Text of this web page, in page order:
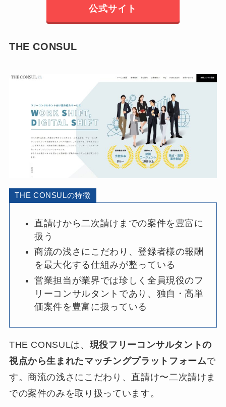
公式サイト
THE CONSUL
THE CONSULの特徴
直請けから二次請けまでの案件を豊富に
扱う
商流の浅さにこだわり、登録者様の報酬
を最大化する仕組みが整っている
営業担当が業界では珍しく全員現役のフ
リーコンサルタントであり、独自・高単
価案件を豊富に扱っている
THE CONSULは、 現役フリーコンサルタントの
視点から生まれたマッチングプラットフォームで
す。商流の浅さにこだわり、直請け〜二次請けま
での案件のみを取り扱っています。